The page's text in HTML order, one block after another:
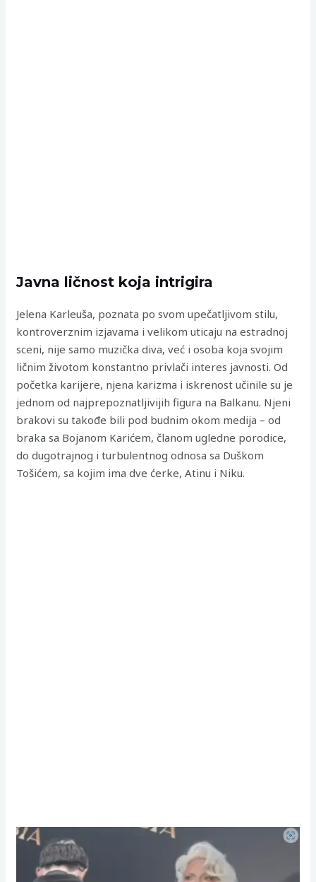
Javna ličnost koja intrigira
Jelena Karleuša, poznata po svom upečatljivom stilu,
kontroverznim izjavama i velikom uticaju na estradnoj
sceni, nije samo muzička diva, već i osoba koja svojim
ličnim životom konstantno privlači interes javnosti. Od
početka karijere, njena karizma i iskrenost učinile su je
jednom od najprepoznatljivijih figura na Balkanu. Njeni
brakovi su takođe bili pod budnim okom medija – od
braka sa Bojanom Karićem, članom ugledne porodice,
do dugotrajnog i turbulentnog odnosa sa Duškom
Tošićem, sa kojim ima dve ćerke, Atinu i Niku.